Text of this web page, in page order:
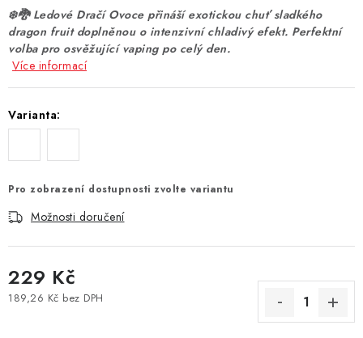
ZNAČKY
❄️🐉 Ledové Dračí Ovoce přináší exotickou chuť sladkého
dragon fruit doplněnou o intenzivní chladivý efekt. Perfektní
volba pro osvěžující vaping po celý den.
Více informací
Varianta:
Pro zobrazení dostupnosti zvolte variantu
Možnosti doručení
229 Kč
189,26 Kč bez DPH